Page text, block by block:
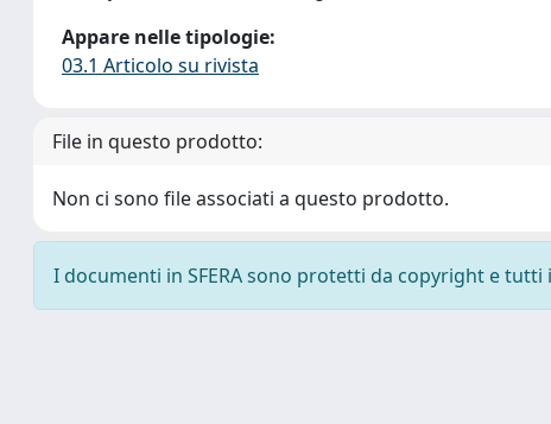
Appare nelle tipologie:
03.1 Articolo su rivista
File in questo prodotto:
Non ci sono file associati a questo prodotto.
I documenti in SFERA sono protetti da copyright e